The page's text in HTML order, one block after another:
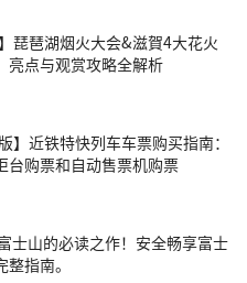
琵琶湖烟火大会&滋賀4大花火
亮点与观赏攻略全解析
】近铁特快列车车票购买指南：
台购票和自动售票机购票
士山的必读之作！安全畅享富士
指南。